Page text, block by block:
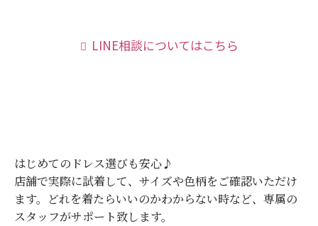
LINE相談についてはこちら
はじめてのドレス選びも安心♪
店舗で実際に試着して、サイズや色柄をご確認いただけ
ます。
どれを着たらいいのかわからない時など、専属の
スタッフがサポート致します。